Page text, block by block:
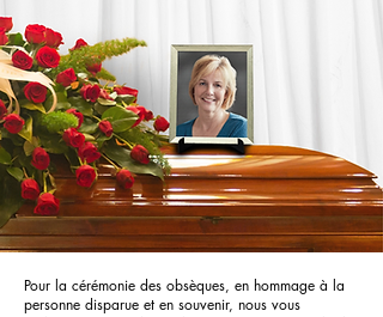
Pour la cérémonie des obsèques, en hommage à la
personne disparue et en souvenir, nous vous